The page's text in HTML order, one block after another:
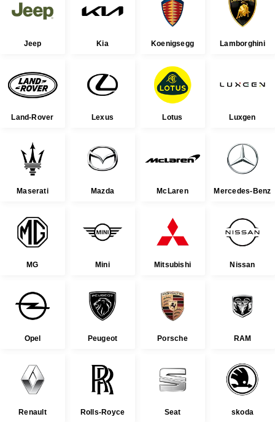
Jeep Kia Koenigsegg Lamborghini
Land-Rover Lexus Lotus Luxgen
Maserati Mazda McLaren Mercedes-Benz
MG Mini Mitsubishi Nissan
Opel Peugeot Porsche RAM
Renault Rolls-Royce Seat skoda